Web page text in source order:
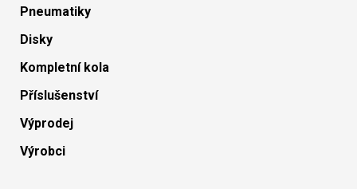
Pneumatiky
Disky
Kompletní kola
Příslušenství
Výprodej
Výrobci